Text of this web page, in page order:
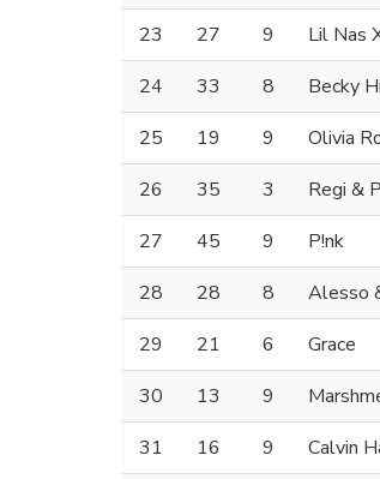
23
27 9 Lil Nas
24
33 8 Becky
25
19 9 Olivia
26
35 3 Regi &
27
45 9 P!nk
28
28 8 Alesso
29
21 6 Grace
30
13 9
31
16 9 Calvin